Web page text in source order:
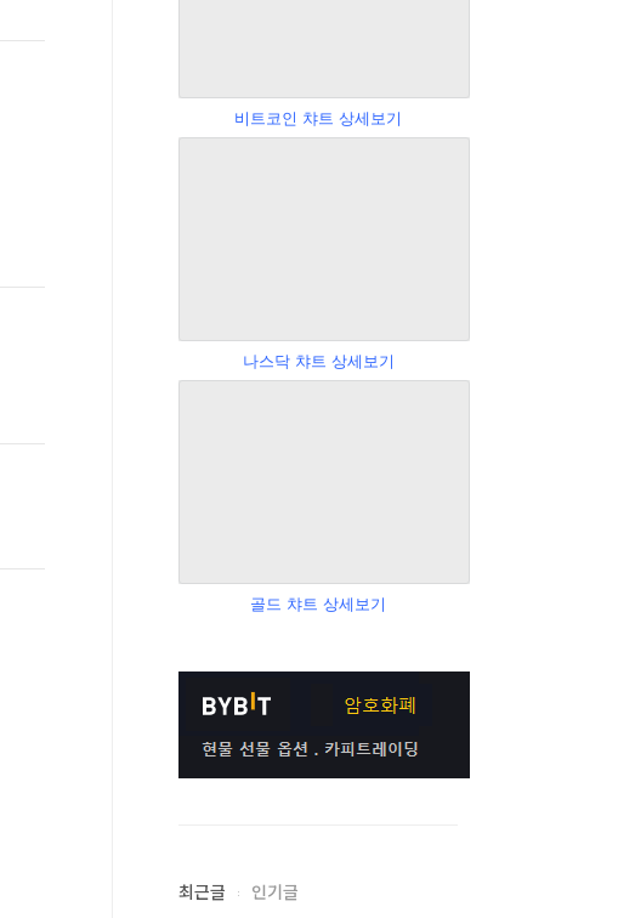
비트코인 챠트 상세보기
나스닥 챠트 상세보기
골드 챠트 상세보기
최근글 인기글